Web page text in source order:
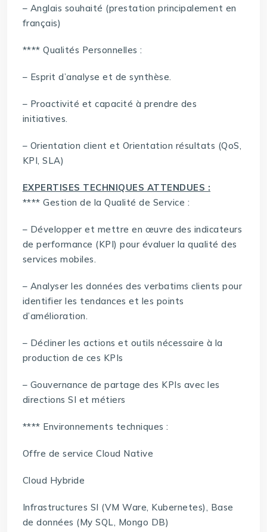
– Anglais souhaité (prestation principalement en
français)
**** Qualités Personnelles :
– Esprit d’analyse et de synthèse.
– Proactivité et capacité à prendre des
initiatives.
– Orientation client et Orientation résultats (QoS,
KPI, SLA)
EXPERTISES TECHNIQUES ATTENDUES :
**** Gestion de la Qualité de Service :
– Développer et mettre en œuvre des indicateurs
de performance (KPI) pour évaluer la qualité des
services mobiles.
– Analyser les données des verbatims clients pour
identifier les tendances et les points
d’amélioration.
– Décliner les actions et outils nécessaire à la
production de ces KPIs
– Gouvernance de partage des KPIs avec les
directions SI et métiers
**** Environnements techniques :
Offre de service Cloud Native
Cloud Hybride
Infrastructures SI (VM Ware, Kubernetes), Base
de données (My SQL, Mongo DB)